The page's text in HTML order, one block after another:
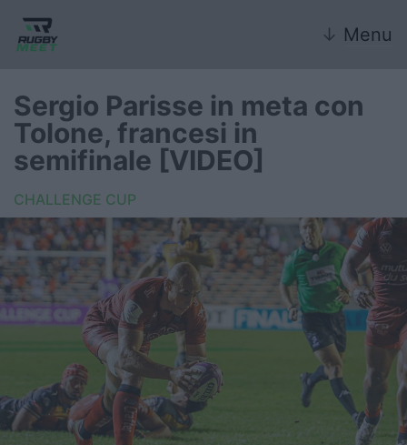
↓ Menu
Nazionale
Nazionali giovanili
Rugby Sevens
FIR
Internazionale
6 Nazioni
United Rugby Championship
Top14
Sergio Parisse in meta con
Tolone, francesi in
semifinale [VIDEO]
CHALLENGE CUP